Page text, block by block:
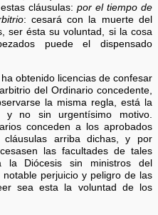
cláusulas: por el tiempo de
: cesará con la muerte del
ser ésta su voluntad, si la cosa
puede el dispensado
obtenido licencias de confesar
del Ordinario concedente,
la misma regla, está la
y no sin urgentísimo motivo.
conceden a los aprobados
arriba dichas, y por
las facultades de tales
la Diócesis sin ministros del
perjuicio y peligro de las
sea esta la voluntad de los